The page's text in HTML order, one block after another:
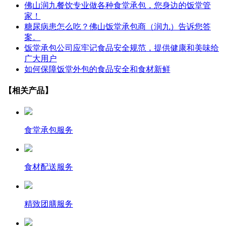
佛山润九餐饮专业做各种食堂承包，您身边的饭堂管
家！
糖尿病患怎么吃？佛山饭堂承包商（润九）告诉您答
案。
饭堂承包公司应牢记食品安全规范，提供健康和美味给
广大用户
如何保障饭堂外包的食品安全和食材新鲜
【相关产品】
食堂承包服务
食材配送服务
精致团膳服务